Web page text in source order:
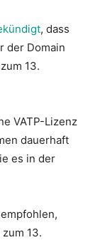
, dass
der Domain
13.
VATP-Lizenz
dauerhaft
es in der
13.